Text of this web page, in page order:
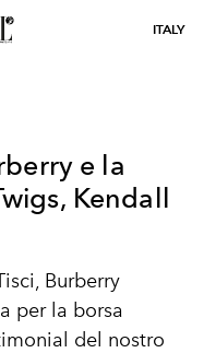
ITALY
e la
Kendall
Burberry
per la borsa
del nostro